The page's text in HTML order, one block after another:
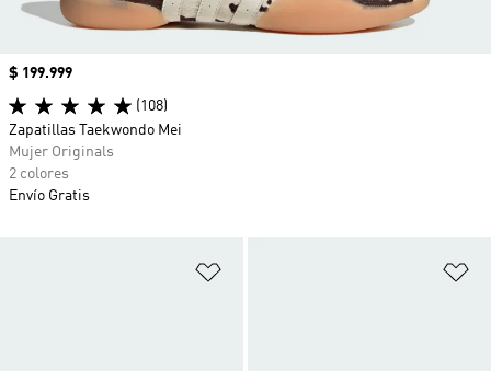
Precio
$ 199.999
(108)
Zapatillas Taekwondo Mei
Mujer Originals
2 colores
Envío Gratis